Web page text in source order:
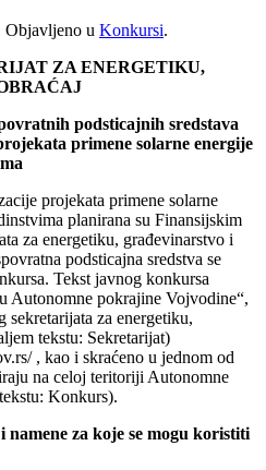
Objavljeno u Konkursi.
ZA ENERGETIKU,
podsticajnih sredstava
primene solarne energije
projekata primene solarne
planirana su Finansijskim
za energetiku, građevinarstvo i
podsticajna sredstva se
Tekst javnog konkursa
Autonomne pokrajine Vojvodine“,
sekretarijata za energetiku,
tekstu: Sekretarijat)
, kao i skraćeno u jednom od
na celoj teritoriji Autonomne
Konkurs).
za koje se mogu koristiti